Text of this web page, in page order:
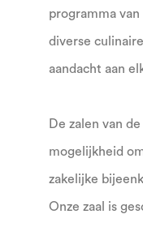
programma
diverse
aandacht aan
De zalen van
mogelijkheid
zakelijke
Onze zaal is